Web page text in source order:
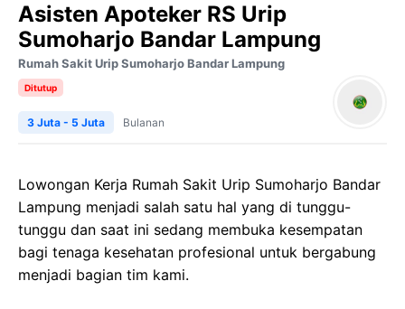
Asisten Apoteker RS Urip
Sumoharjo Bandar Lampung
Rumah Sakit Urip Sumoharjo Bandar Lampung
Ditutup
3 Juta - 5 Juta Bulanan
Lowongan Kerja Rumah Sakit Urip Sumoharjo Bandar
Lampung menjadi salah satu hal yang di tunggu-
tunggu dan saat ini sedang membuka kesempatan
bagi tenaga kesehatan profesional untuk bergabung
menjadi bagian tim kami.